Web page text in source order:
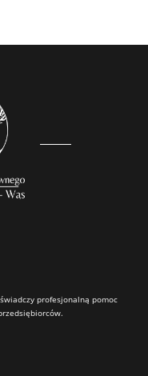
profesjonalną pomoc